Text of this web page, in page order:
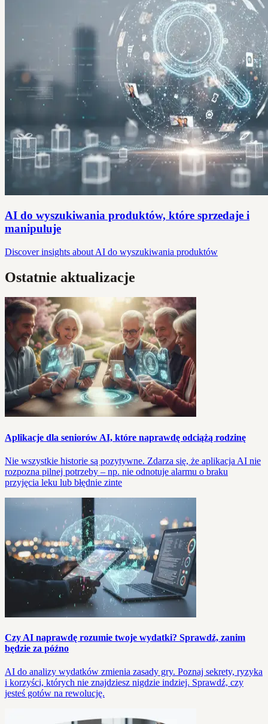
AI do wyszukiwania produktów, które sprzedaje i
manipuluje
Discover insights about AI do wyszukiwania produktów
Ostatnie aktualizacje
Aplikacje dla seniorów AI, które naprawdę odciążą rodzinę
Nie wszystkie historie są pozytywne. Zdarza się, że aplikacja AI nie
rozpozna pilnej potrzeby – np. nie odnotuje alarmu o braku
przyjęcia leku lub błędnie zinte
Czy AI naprawdę rozumie twoje wydatki? Sprawdź, zanim
będzie za późno
AI do analizy wydatków zmienia zasady gry. Poznaj sekrety, ryzyka
i korzyści, których nie znajdziesz nigdzie indziej. Sprawdź, czy
jesteś gotów na rewolucję.